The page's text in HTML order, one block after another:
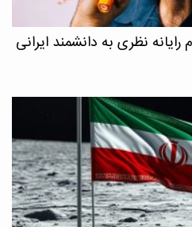
نظری به دانشمند ایرانی